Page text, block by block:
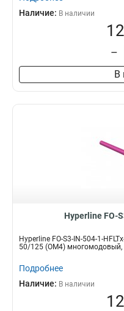
Наличие: В наличии
–
В
Hyperline FO-
Hyperline FO-S3-IN-504-1-
50/125 (OM4) многомодовый,
Подробнее
Наличие: В наличии